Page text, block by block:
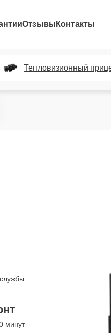
Отзывы Контакты
Тепловизионный
минут